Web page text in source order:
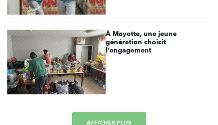
À Mayotte, une jeune
génération choisit
l'engagement
AFFICHER PLUS